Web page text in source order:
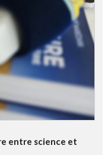
entre science et